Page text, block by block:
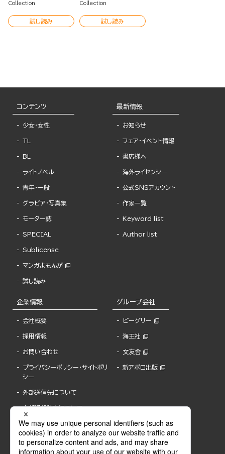
Collection
試し読み
Collection
試し読み
コンテンツ
少女・女性
TL
BL
ライトノベル
青年・一般
グラビア・写真集
モーター誌
SPECIAL
Sublicense
マンガよもんが
試し読み
最新情報
お知らせ
フェア・イベント情報
書店様へ
海外ライセンシー
公式SNSアカウント
作家一覧
Keyword list
Author list
企業情報
会社概要
採用情報
お問い合わせ
プライバシーポリシー・サイトポリ
シー
外部送信先について
内部通報制度について
グループ会社
ビーグリー
海王社
文友舎
新アポロ出版